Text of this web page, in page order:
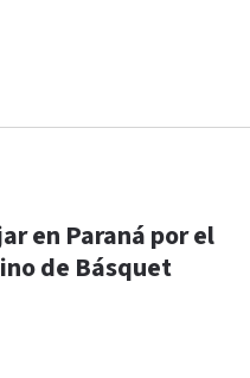
en Paraná por el
de Básquet